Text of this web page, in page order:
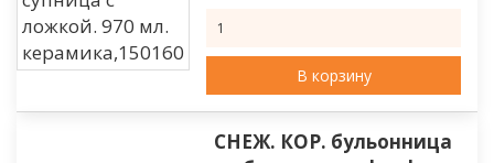
В корзину
СНЕЖ. КОР. бульонница